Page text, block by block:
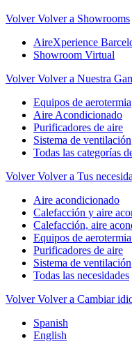
Volver Volver a Showrooms
AireXperience
Showroom Virtual
Volver Volver a Nuestra
Equipos de aerotermia
Aire Acondicionado
Purificadores de aire
Sistema de ventilación
Todas las categorías
Volver Volver a Tus
Aire acondicionado
Calefacción y aire
Calefacción, aire
Equipos de
Purificadores de aire
Sistema de ventilación
Todas las necesidades
Volver Volver a Cambiar
Spanish
English